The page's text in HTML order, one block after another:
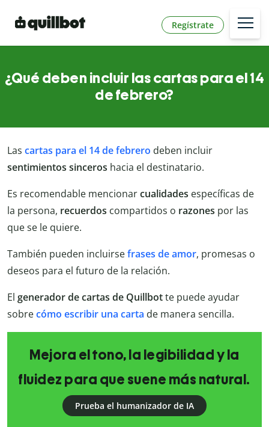
Regístrate
¿Qué deben incluir las cartas para el 14
de febrero?
Las cartas para el 14 de febrero deben incluir
sentimientos sinceros hacia el destinatario.
Es recomendable mencionarcualidades específicas de
la persona, recuerdos compartidos o razones por las
que se le quiere.
También pueden incluirsefrases de amor, promesas o
deseos para el futuro de la relación.
El generador de cartas de Quillbotte puede ayudar
sobrecómo escribir una carta de manera sencilla.
Mejora el tono, la legibilidad y la
fluidez para que suene más natural.
Prueba el humanizador de IA